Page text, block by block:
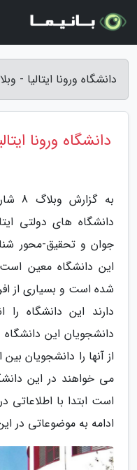
دانشگاه ورونا ایتالیا - وبلاگ 8
دانشگاه ورونا
به
دانشگاه های دولتی
جوان و تحقیق-محور
این دانشگاه معین
شده است و بسیاری از
دارند این دانشگاه را
از آنها را دانشجویان
می خواهند در این
است ابتدا با اطلاعاتی
ادامه به موضوعاتی در